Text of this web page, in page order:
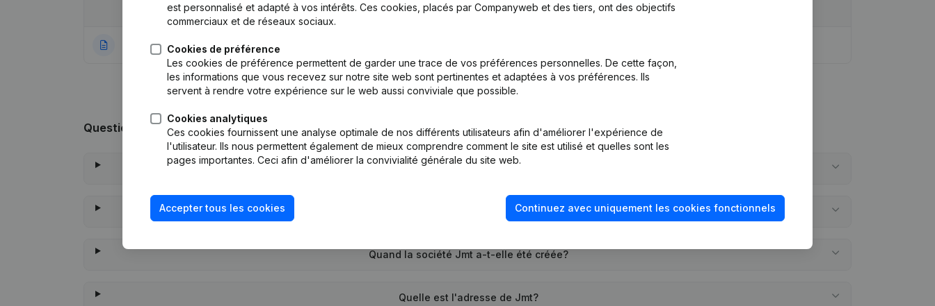
Publication
27-12-2022 Rubrique Constitution (Nouvelle Personne Morale, Ouverture Succursale, etc...)
Questions fréquemment posées
Quel est le numéro de TVA de Jmt?
Quel est l'identifiant PEPPOL de Jmt?
Quand la société Jmt a-t-elle été créée?
Quelle est l'adresse de Jmt?
est personnalisé et adapté à vos intérêts. Ces cookies, placés par Companyweb et des tiers, ont des objectifs
commerciaux et de réseaux sociaux.
Cookies de préférence
Les cookies de préférence permettent de garder une trace de vos préférences personnelles. De cette façon,
les informations que vous recevez sur notre site web sont pertinentes et adaptées à vos préférences. Ils
servent à rendre votre expérience sur le web aussi conviviale que possible.
Cookies analytiques
Ces cookies fournissent une analyse optimale de nos différents utilisateurs afin d'améliorer l'expérience de
l'utilisateur. Ils nous permettent également de mieux comprendre comment le site est utilisé et quelles sont les
pages importantes. Ceci afin d'améliorer la convivialité générale du site web.
Accepter tous les cookies Continuez avec uniquement les cookies fonctionnels